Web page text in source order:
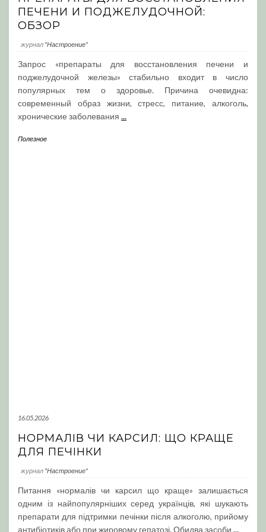
ПЕЧЕНИ И ПОДЖЕЛУДОЧНОЙ:
ОБЗОР
журнал "Настроение"
Запрос «препараты для восстановления печени и
поджелудочной железы» стабильно входит в число
популярных тем о здоровье. Причина очевидна:
современный образ жизни, стресс, питание, алкоголь,
хронические заболевания ...
Полезное
16.05.2026
НОРМАЛІВ ЧИ КАРСИЛ: ЩО КРАЩЕ
ДЛЯ ПЕЧІНКИ
журнал "Настроение"
Питання «нормалів чи карсил що краще» залишається
одним із найпопулярніших серед українців, які шукають
препарати для підтримки печінки після алкоголю, прийому
антибіотиків або при жировому гепатозі. Обидва засоби ...